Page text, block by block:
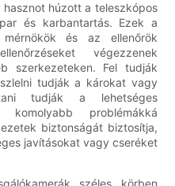
húzott a teleszkópos
és karbantartás. Ezek a
és az ellenőrök
végezzenek
szerkezeteken. Fel tudják
tudják a károkat vagy
tudják a lehetséges
problémákká
biztonságát biztosítja,
javításokat vagy cseréket